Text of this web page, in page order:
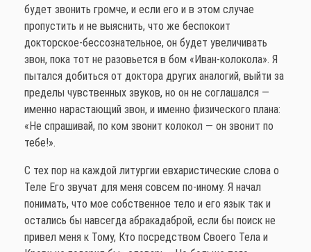
будет звонить громче, и если его и в этом случае
пропустить и не выяснить, что же беспокоит
докторское-бессознательное, он будет увеличивать
звон, пока тот не разовьется в бом «Иван-колокола». Я
пытался добиться от доктора других аналогий, выйти за
пределы чувственных звуков, но он не соглашался —
именно нарастающий звон, и именно физического плана:
«Не спрашивай, по ком звонит колокол — он звонит по
тебе!».
С тех пор на каждой литургии евхаристические слова о
Теле Его звучат для меня совсем по-иному. Я начал
понимать, что мое собственное тело и его язык так и
остались бы навсегда абракадаброй, если бы поиск не
привел меня к Тому, Кто посредством Своего Тела и